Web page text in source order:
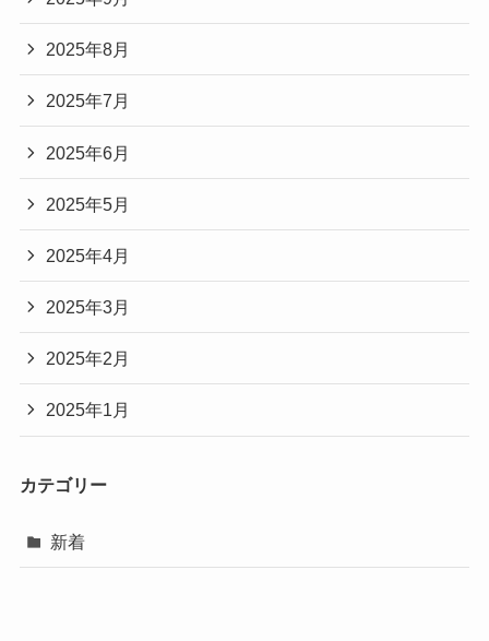
2025年8月
2025年7月
2025年6月
2025年5月
2025年4月
2025年3月
2025年2月
2025年1月
カテゴリー
新着